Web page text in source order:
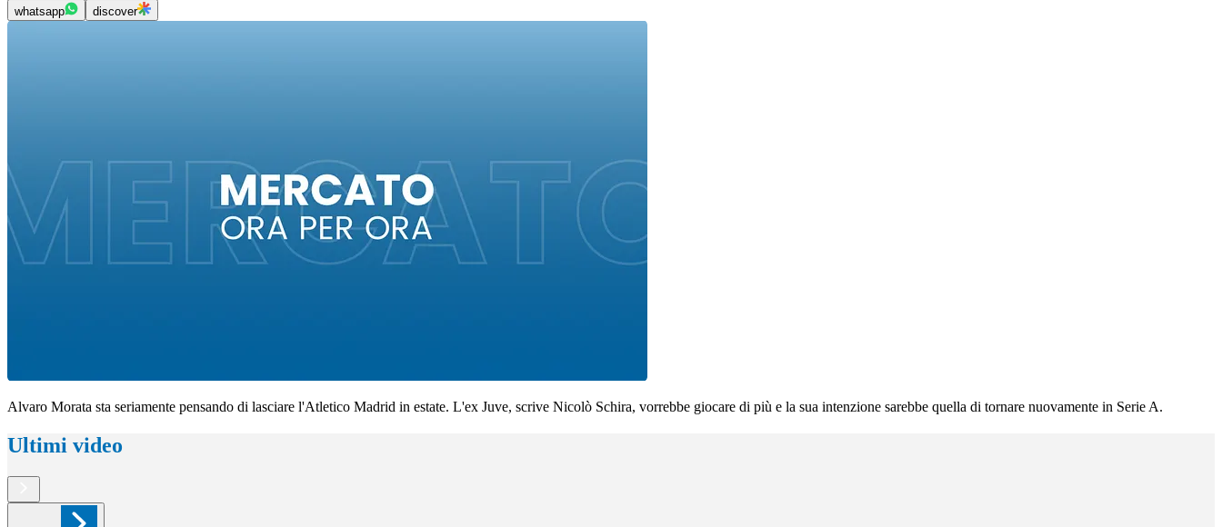
whatsapp discover
Alvaro Morata sta seriamente pensando di lasciare l'Atletico Madrid in estate. L'ex Juve, scrive Nicolò Schira, vorrebbe giocare di più e la sua intenzione sarebbe quella di tornare nuovamente in Serie A.
Ultimi video